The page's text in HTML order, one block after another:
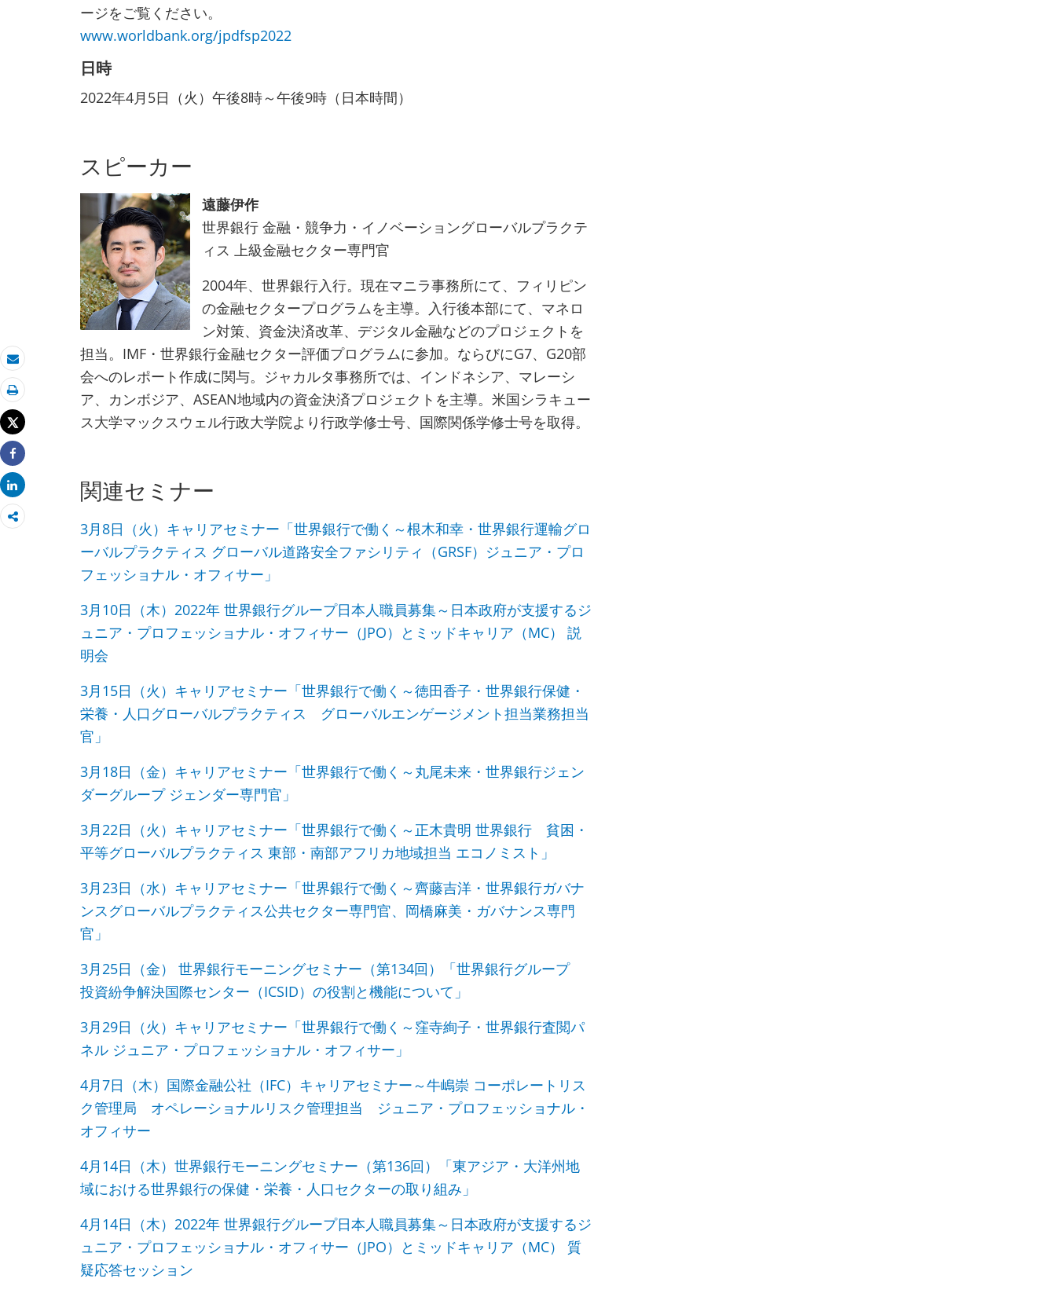
Eメール
印刷
Tweet
Share
Share
ージをご覧ください。
www.worldbank.org/jpdfsp2022
日時
2022年4月5日（火）午後8時～午後9時（日本時間）
スピーカー
遠藤伊作
世界銀行 金融・競争力・イノベーショングローバルプラクテ
ィス 上級金融セクター専門官
2004年、世界銀行入行。現在マニラ事務所にて、フィリピン
の金融セクタープログラムを主導。入行後本部にて、マネロ
ン対策、資金決済改革、デジタル金融などのプロジェクトを
担当。IMF・世界銀行金融セクター評価プログラムに参加。ならびにG7、G20部
会へのレポート作成に関与。ジャカルタ事務所では、インドネシア、マレーシ
ア、カンボジア、ASEAN地域内の資金決済プロジェクトを主導。米国シラキュー
ス大学マックスウェル行政大学院より行政学修士号、国際関係学修士号を取得。
関連セミナー
3月8日（火）キャリアセミナー「世界銀行で働く～根木和幸・世界銀行運輸グロ
ーバルプラクティス グローバル道路安全ファシリティ（GRSF）ジュニア・プロ
フェッショナル・オフィサー」
3月10日（木）2022年 世界銀行グループ日本人職員募集～日本政府が支援するジ
ュニア・プロフェッショナル・オフィサー（JPO）とミッドキャリア（MC） 説
明会
3月15日（火）キャリアセミナー「世界銀行で働く～徳田香子・世界銀行保健・
栄養・人口グローバルプラクティス グローバルエンゲージメント担当業務担当
官」
3月18日（金）キャリアセミナー「世界銀行で働く～丸尾未来・世界銀行ジェン
ダーグループ ジェンダー専門官」
3月22日（火）キャリアセミナー「世界銀行で働く～正木貴明 世界銀行 貧困・
平等グローバルプラクティス 東部・南部アフリカ地域担当 エコノミスト」
3月23日（水）キャリアセミナー「世界銀行で働く～齊藤吉洋・世界銀行ガバナ
ンスグローバルプラクティス公共セクター専門官、岡橋麻美・ガバナンス専門
官」
3月25日（金） 世界銀行モーニングセミナー（第134回）「世界銀行グループ
投資紛争解決国際センター（ICSID）の役割と機能について」
3月29日（火）キャリアセミナー「世界銀行で働く～窪寺絢子・世界銀行査閲パ
ネル ジュニア・プロフェッショナル・オフィサー」
4月7日（木）国際金融公社（IFC）キャリアセミナー～牛嶋崇 コーポレートリス
ク管理局 オペレーショナルリスク管理担当 ジュニア・プロフェッショナル・
オフィサー
4月14日（木）世界銀行モーニングセミナー（第136回）「東アジア・大洋州地
域における世界銀行の保健・栄養・人口セクターの取り組み」
4月14日（木）2022年 世界銀行グループ日本人職員募集～日本政府が支援するジ
ュニア・プロフェッショナル・オフィサー（JPO）とミッドキャリア（MC） 質
疑応答セッション